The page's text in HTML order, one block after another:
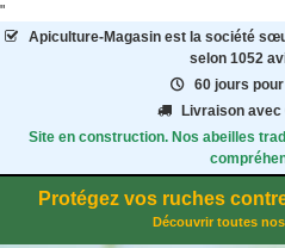
"
Apiculture-Magasinest la société
selon 1052
60 jours
Livraison
Site en construction. Nos abeilles
Protégez vos ruches
Découvrir toutes